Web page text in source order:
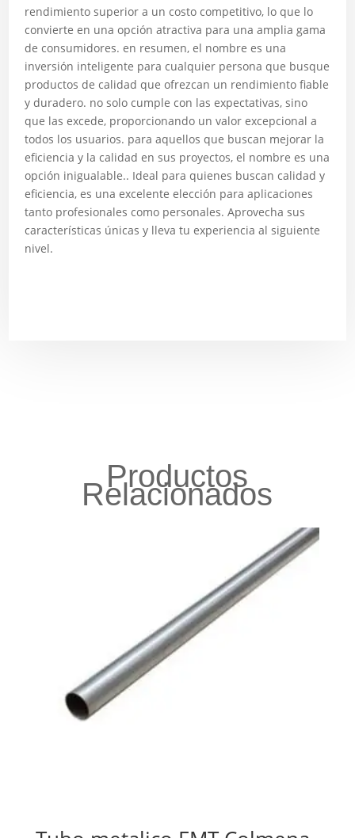
rendimiento superior a un costo competitivo, lo que lo
convierte en una opción atractiva para una amplia gama
de consumidores. en resumen, el nombre es una
inversión inteligente para cualquier persona que busque
productos de calidad que ofrezcan un rendimiento fiable
y duradero. no solo cumple con las expectativas, sino
que las excede, proporcionando un valor excepcional a
todos los usuarios. para aquellos que buscan mejorar la
eficiencia y la calidad en sus proyectos, el nombre es una
opción inigualable.. Ideal para quienes buscan calidad y
eficiencia, es una excelente elección para aplicaciones
tanto profesionales como personales. Aprovecha sus
características únicas y lleva tu experiencia al siguiente
nivel.
Productos
Relacionados